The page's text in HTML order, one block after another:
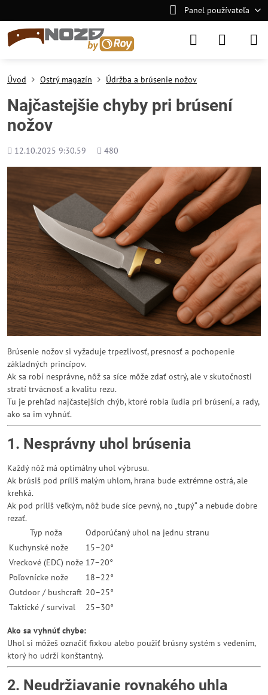
Panel používateľa
Úvod Ostrý magazín Údržba a brúsenie nožov
Najčastejšie chyby pri brúsení
nožov
Pridané
12.10.2025 9:30.59
Počet
480
Brúsenie nožov si vyžaduje trpezlivosť, presnosť a pochopenie
základných princípov.
Ak sa robí nesprávne, nôž sa síce môže zdať ostrý, ale v skutočnosti
stratí trvácnosť a kvalitu rezu.
Tu je prehľad najčastejších chýb, ktoré robia ľudia pri brúsení, a rady,
ako sa im vyhnúť.
1. Nesprávny uhol brúsenia
Každý nôž má optimálny uhol výbrusu.
Ak brúsiš pod príliš malým uhlom, hrana bude extrémne ostrá, ale
krehká.
Ak pod príliš veľkým, nôž bude síce pevný, no „tupý“ a nebude dobre
rezať.
Typ noža
Odporúčaný uhol na jednu stranu
Kuchynské nože
15–20°
Vreckové (EDC) nože 17–20°
Poľovnícke nože
18–22°
Outdoor / bushcraft 20–25°
Taktické / survival
25–30°
Ako sa vyhnúť chybe:
Uhol si môžeš označiť fixkou alebo použiť brúsny systém s vedením,
ktorý ho udrží konštantný.
2. Neudržiavanie rovnakého uhla